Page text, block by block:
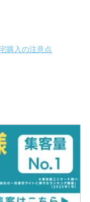
購入の注意点